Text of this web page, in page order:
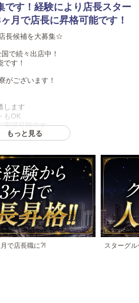
です！経験により店長スター
月で店長に昇格可能です！
長候補を大募集☆
で続々出店中！
す！
がございます！
します
もOK
実現可能です
の実績多数
をすべて教えます
がどんどん空きます
仕組みです
高級時計・車など)も夢じゃなく現実に
ますか？
もっと見る
で店長職に?! スターグ